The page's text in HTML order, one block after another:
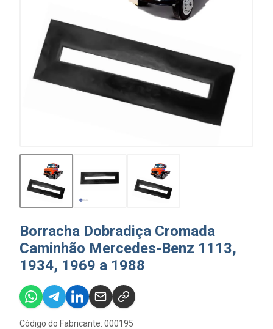
Borracha Dobradiça Cromada
Caminhão Mercedes-Benz 1113,
1934, 1969 a 1988
Código do Fabricante: 000195